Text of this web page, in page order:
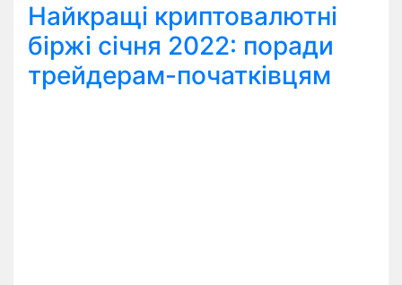
Найкращі криптовалютні
біржі січня 2022: поради
трейдерам-початківцям